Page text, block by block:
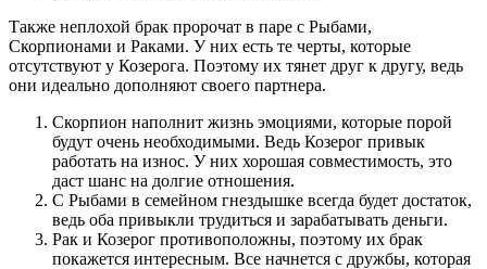
Также неплохой брак пророчат в паре с Рыбами,
Скорпионами и Раками. У них есть те черты, которые
отсутствуют у Козерога. Поэтому их тянет друг к другу, ведь
они идеально дополняют своего партнера.
Скорпион наполнит жизнь эмоциями, которые порой
будут очень необходимыми. Ведь Козерог привык
работать на износ. У них хорошая совместимость, это
даст шанс на долгие отношения.
С Рыбами в семейном гнездышке всегда будет достаток,
ведь оба привыкли трудиться и зарабатывать деньги.
Рак и Козерог противоположны, поэтому их брак
покажется интересным. Все начнется с дружбы, которая